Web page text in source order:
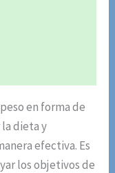
en forma de
dieta y
efectiva. Es
los objetivos de